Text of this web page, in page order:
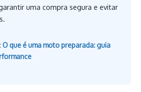
uma compra segura e evitar
O que é uma moto preparada: guia